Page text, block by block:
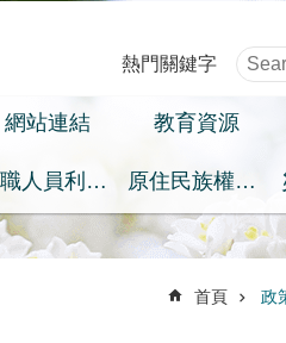
熱門關鍵字
網站連結 教育資源
公職人員利益衝突迴避身分揭露專區 原住民族權益專區
首頁 政